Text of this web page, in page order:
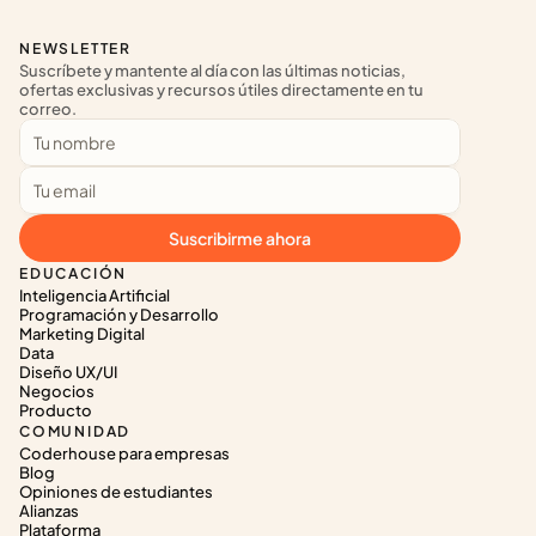
EDUCACIÓN
Inteligencia Artificial
Programación y Desarrollo
Marketing Digital
Data
Diseño UX/UI
Negocios
Producto
COMUNIDAD
Coderhouse para empresas
Blog
Opiniones de estudiantes
Alianzas
Plataforma
NEWSLETTER
Suscríbete y mantente al día con las últimas noticias,
ofertas exclusivas y recursos útiles directamente en tu
correo.
Suscribirme ahora